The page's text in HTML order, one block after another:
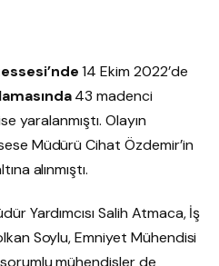
14 Ekim 2022’de
43 madenci
yaralanmıştı. Olayın
Müdürü Cihat Özdemir’in
alınmıştı.
Yardımcısı Salih Atmaca, İş
Soylu, Emniyet Mühendisi
mühendisler de